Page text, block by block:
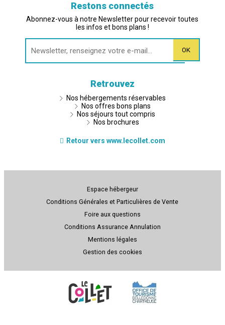
Restons connectés
Abonnez-vous à notre Newsletter pour recevoir toutes
les infos et bons plans !
Retrouvez
Nos hébergements réservables
Nos offres bons plans
Nos séjours tout compris
Nos brochures
Retour vers www.lecollet.com
Espace hébergeur
Conditions Générales et Particulières de Vente
Foire aux questions
Conditions Assurance Annulation
Mentions légales
Gestion des cookies